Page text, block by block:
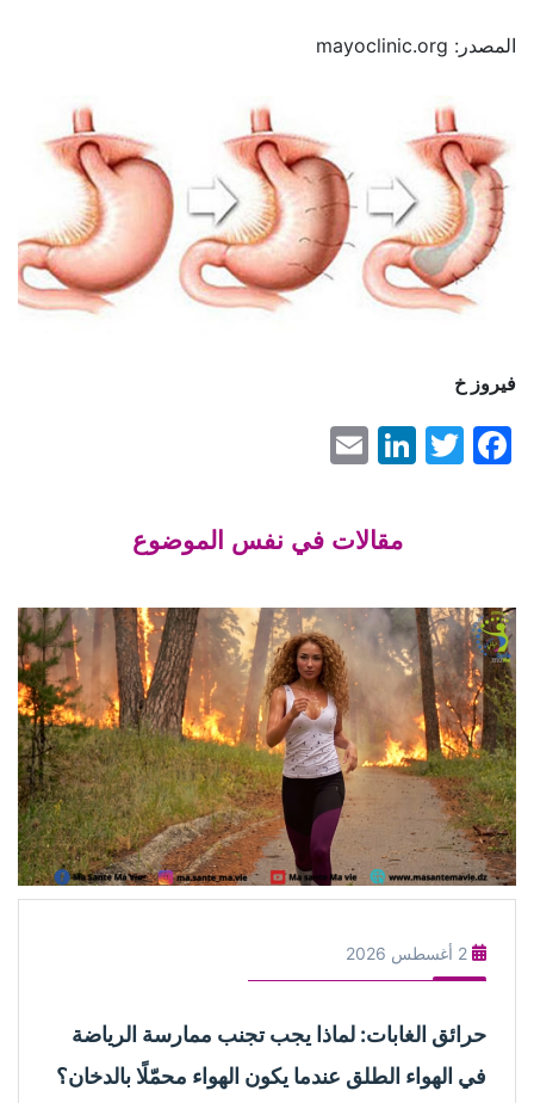
المصدر: mayoclinic.org
فيروز خ
Facebook
Twitter
LinkedIn
مقالات في نفس الموضوع
2 أغسطس 2026
حرائق الغابات: لماذا يجب تجنب ممارسة الرياضة
في الهواء الطلق عندما يكون الهواء محمّلًا بالدخان؟